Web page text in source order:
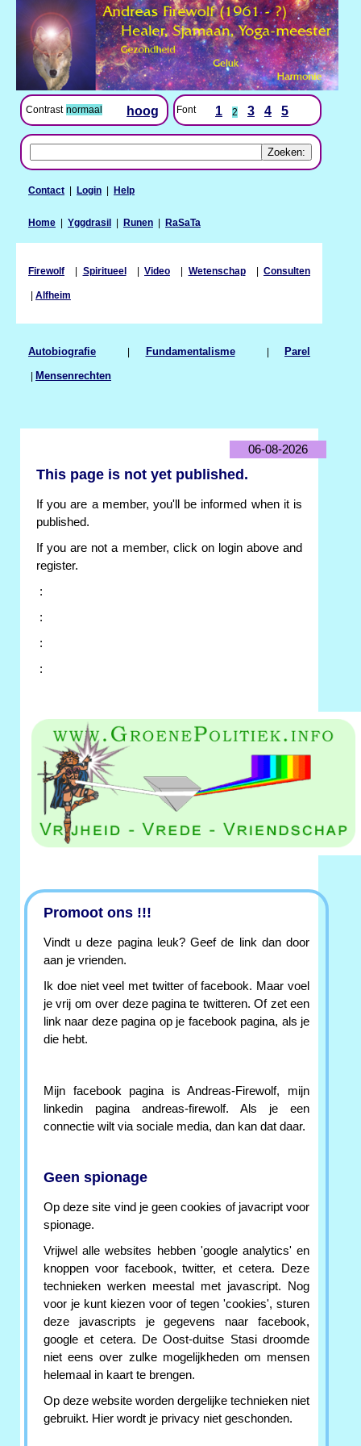
Contrast normaal hoog Font 1 2 3 4 5
Contact | Login | Help
Home | Yggdrasil | Runen | RaSaTa
Firewolf | Spiritueel| Video | Wetenschap| Consulten
| Alfheim
Autobiografie | Fundamentalisme| Parel
| Mensenrechten
06-08-2026
This page is not yet published.
If you are a member, you'll be informed when it is
published.
If you are not a member, click on login above and
register.
:
:
:
:
Promoot ons !!!
Vindt u deze pagina leuk? Geef de link dan door
aan je vrienden.
Ik doe niet veel met twitter of facebook. Maar voel
je vrij om over deze pagina te twitteren. Of zet een
link naar deze pagina op je facebook pagina, als je
die hebt.
Mijn facebook pagina is Andreas-Firewolf, mijn
linkedin pagina andreas-firewolf. Als je een
connectie wilt via sociale media, dan kan dat daar.
Geen spionage
Op deze site vind je geen cookies of javacript voor
spionage.
Vrijwel alle websites hebben 'google analytics' en
knoppen voor facebook, twitter, et cetera. Deze
technieken werken meestal met javascript. Nog
voor je kunt kiezen voor of tegen 'cookies', sturen
deze javascripts je gegevens naar facebook,
google et cetera. De Oost-duitse Stasi droomde
niet eens over zulke mogelijkheden om mensen
helemaal in kaart te brengen.
Op deze website worden dergelijke technieken niet
gebruikt. Hier wordt je privacy niet geschonden.